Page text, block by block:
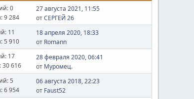
0
9 284
27 августа 2021, 11:55
отСЕРГЕЙ 26
11
5 910
18 апреля 2020, 18:33
от Romann
17
30 616
28 февраля 2020, 06:41
от Муромец.
5
6 954
06 августа 2018, 22:23
от Faust52